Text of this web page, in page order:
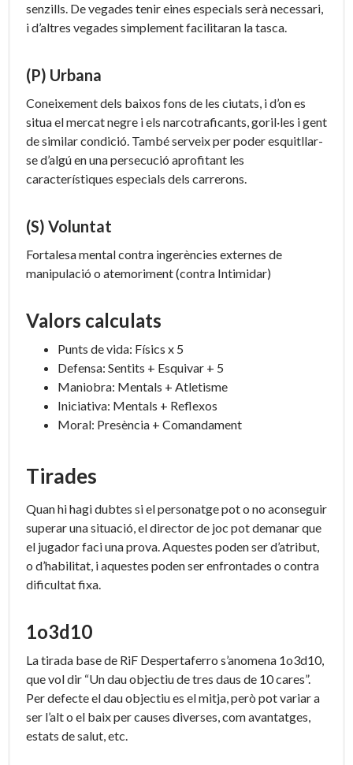
senzills. De vegades tenir eines especials serà necessari,
i d’altres vegades simplement facilitaran la tasca.
(P) Urbana
Coneixement dels baixos fons de les ciutats, i d’on es
situa el mercat negre i els narcotraficants, goril·les i gent
de similar condició. També serveix per poder esquitllar-
se d’algú en una persecució aprofitant les
característiques especials dels carrerons.
(S) Voluntat
Fortalesa mental contra ingerències externes de
manipulació o atemoriment (contra Intimidar)
Valors calculats
Punts de vida: Físics x 5
Defensa: Sentits + Esquivar + 5
Maniobra: Mentals + Atletisme
Iniciativa: Mentals + Reflexos
Moral: Presència + Comandament
Tirades
Quan hi hagi dubtes si el personatge pot o no aconseguir
superar una situació, el director de joc pot demanar que
el jugador faci una prova. Aquestes poden ser d’atribut,
o d’habilitat, i aquestes poden ser enfrontades o contra
dificultat fixa.
1o3d10
La tirada base de RiF Despertaferro s’anomena 1o3d10,
que vol dir “Un dau objectiu de tres daus de 10 cares”.
Per defecte el dau objectiu es el mitja, però pot variar a
ser l’alt o el baix per causes diverses, com avantatges,
estats de salut, etc.